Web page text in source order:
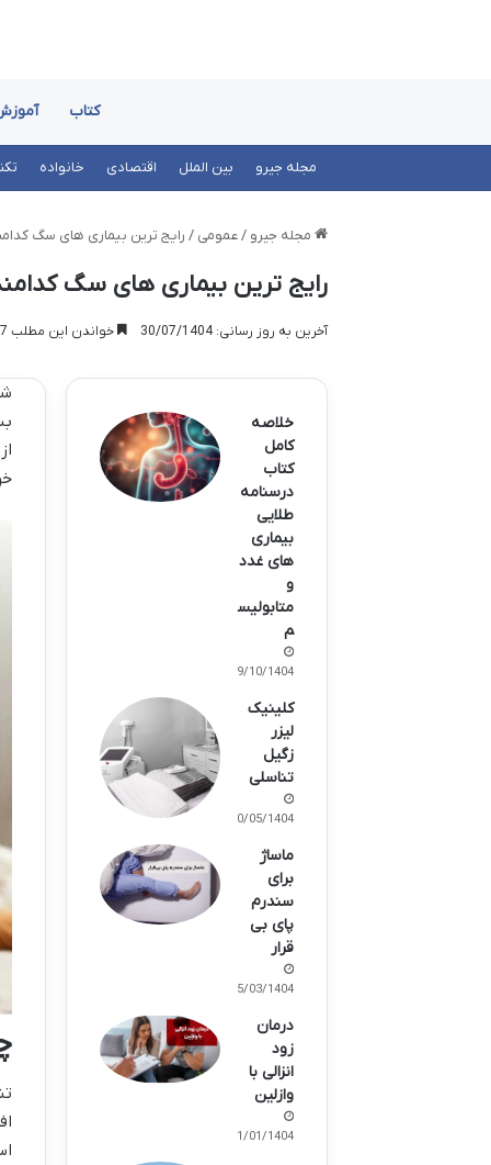
کتاب
مجله جیرو بین الملل اقتصادی خانواده
مجله جیرو / عمومی / رایج ترین بیماری های سگ
رایج ترین بیماری های سگ
آخرین به روز رسانی: 30/07/1404 خواندن این مطلب 7 دقیقه زمان میبرد
از
خلاصه
کامل
کتاب
درسنامه
طلایی
بیماری
های غدد
و
متابولیس
م
09/10/1404
کلینیک
لیزر
زگیل
تناسلی
30/05/1404
ماساژ
برای
سندرم
پای بی
قرار
05/03/1404
درمان
زود
انزالی با
وازلین
31/01/1404